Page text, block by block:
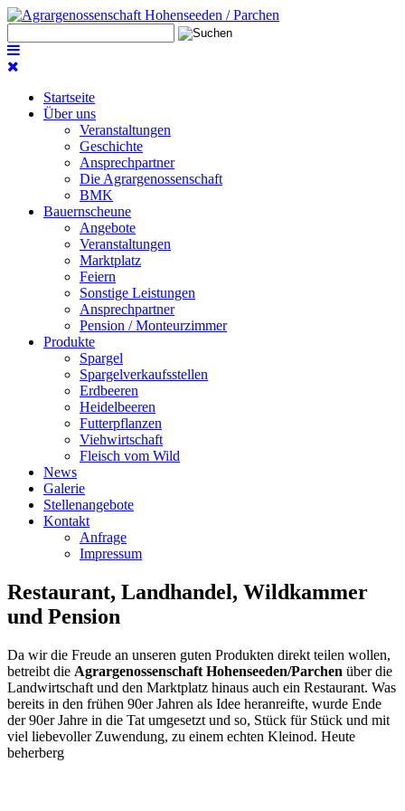
Startseite
Über uns
Veranstaltungen
Geschichte
Ansprechpartner
Die Agrargenossenschaft
BMK
Bauernscheune
Angebote
Veranstaltungen
Marktplatz
Feiern
Sonstige Leistungen
Ansprechpartner
Pension / Monteurzimmer
Produkte
Spargel
Spargelverkaufsstellen
Erdbeeren
Heidelbeeren
Futterpflanzen
Viehwirtschaft
Fleisch vom Wild
News
Galerie
Stellenangebote
Kontakt
Anfrage
Impressum
Restaurant, Landhandel, Wildkammer
und Pension
Da wir die Freude an unseren guten Produkten direkt teilen wollen,
betreibt die Agrargenossenschaft Hohenseeden/Parchen über die
Landwirtschaft und den Marktplatz hinaus auch ein Restaurant. Was
bereits in den frühen 90er Jahren als Idee heranreifte, wurde Ende
der 90er Jahre in die Tat umgesetzt und so, Stück für Stück und mit
viel liebevoller Zuwendung, zu einem echten Kleinod. Heute
beherberg